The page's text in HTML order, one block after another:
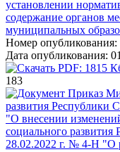
установлении
содержание органов
муниципальных
Номер опубликования:
Дата опубликования:
PDF: 1815
183
Приказ
развития Республики
"О внесении
социального
28.02.2022 г. № 4-Н "О